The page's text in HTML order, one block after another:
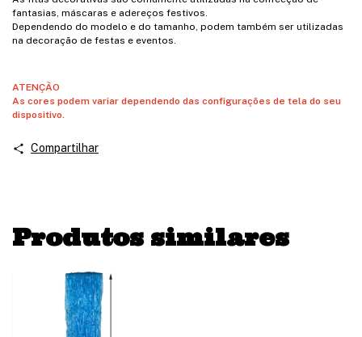
fantasias, máscaras e adereços festivos.
Dependendo do modelo e do tamanho, podem também ser utilizadas
na decoração de festas e eventos.
ATENÇÃO
As cores podem variar dependendo das configurações de tela do seu
dispositivo.
Compartilhar
Produtos similares